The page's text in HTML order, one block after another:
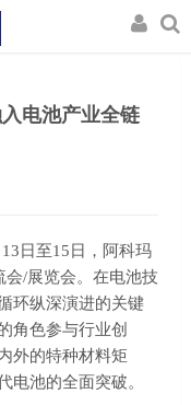
电池产业全链
日至15日，阿科玛
会/展览会。在电池技
环纵深演进的关键
角色参与行业创
外的特种材料矩
电池的全面突破。